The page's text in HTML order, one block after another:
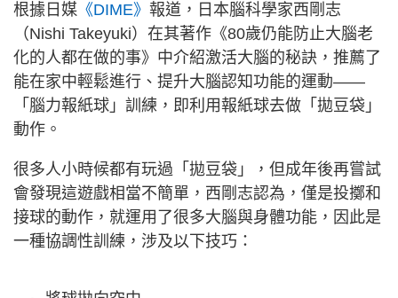
根據日媒 《DIME》 報道，日本腦科學家西剛志
（Nishi Takeyuki）在其著作《80歲仍能防止大腦老
化的人都在做的事》中介紹激活大腦的秘訣，推薦了
能在家中輕鬆進行、提升大腦認知功能的運動——
「腦力報紙球」訓練，即利用報紙球去做「拋豆袋」
動作。
很多人小時候都有玩過「拋豆袋」，但成年後再嘗試
會發現這遊戲相當不簡單，西剛志認為，僅是投擲和
接球的動作，就運用了很多大腦與身體功能，因此是
一種協調性訓練，涉及以下技巧：